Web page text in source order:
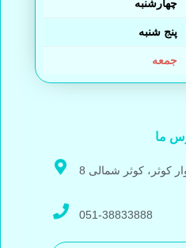
چهارشنبه
پنج شنبه
جمعه
ما
کوثر، کوثر شمالی 8
051-38833888